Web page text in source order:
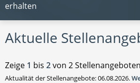
erhalten
Aktuelle
Zeige 1 bis 2von 2
Aktualität der Stellenangebote: 06.08.2026.